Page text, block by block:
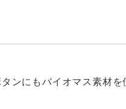
ンにもバイオマス素材を